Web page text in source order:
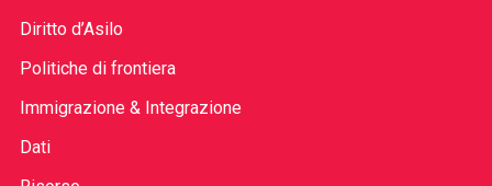
Diritto d’Asilo
Politiche di frontiera
Immigrazione & Integrazione
Dati